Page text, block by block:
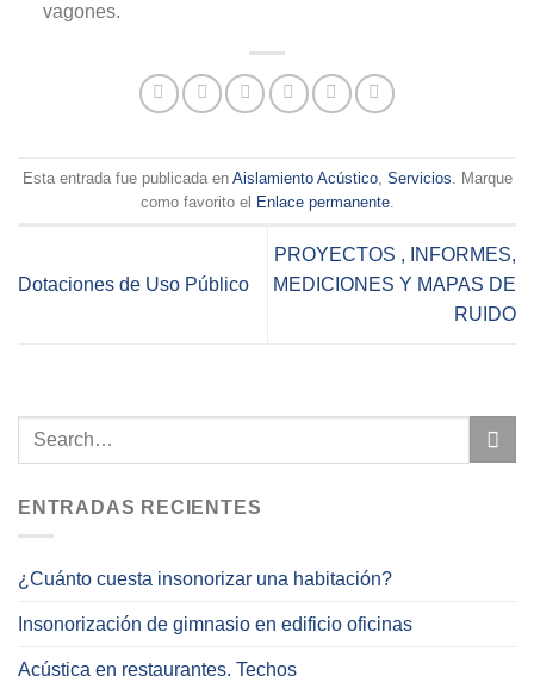
vagones.
Esta entrada fue publicada en Aislamiento Acústico, Servicios . Marque
como favorito el Enlace permanente.
Dotaciones de Uso Público
PROYECTOS , INFORMES,
MEDICIONES Y MAPAS DE
RUIDO
ENTRADAS RECIENTES
¿Cuánto cuesta insonorizar una habitación?
Insonorización de gimnasio en edificio oficinas
Acústica en restaurantes. Techos